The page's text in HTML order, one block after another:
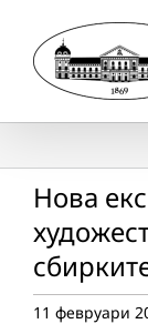
content
Нова
11 февруари